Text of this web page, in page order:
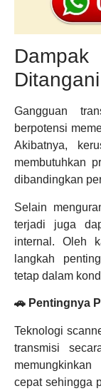
Ditangani
Gangguan
berpotensi
Akibatnya,
membutuhkan
dibandingkan
Selain
terjadi juga
internal. Oleh
langkah
tetap dalam
🚗 Pentingnya
Teknologi
transmisi
cepat sehingga